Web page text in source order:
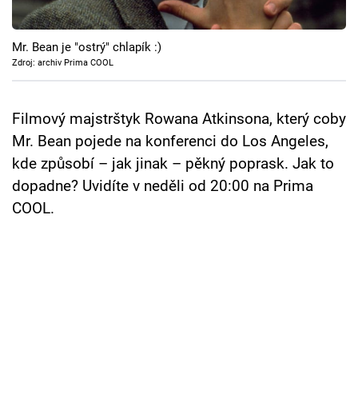
Cool Esport
Pořady
Sledujte prima+
Přihlášení
Mr. Bean je "ostrý" chlapík :)
Zdroj: archiv Prima COOL
Filmový majstrštyk Rowana Atkinsona, který coby
Mr. Bean pojede na konferenci do Los Angeles,
kde způsobí – jak jinak – pěkný poprask. Jak to
dopadne? Uvidíte v neděli od 20:00 na Prima
COOL.